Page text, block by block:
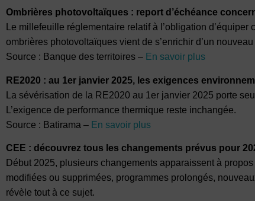
Ombrières photovoltaïques : report d’échéance
Le millefeuille réglementaire relatif à l’obligation
ombrières photovoltaïques vient de s’enrichir d’un
Source : Banque des territoires – En savoir plus
RE2020 : au 1er janvier 2025, les exigences
La sévérisation de la RE2020 au 1er janvier 2025 porte
L’exigence de performance thermique reste inchangée.
Source : Batirama – En savoir plus
CEE : découvrez tous les changements prévus pour
Début 2025, plusieurs changements apparaissent à
modifiées ou supprimées, programmes prolongés,
révèle tout à ce sujet.